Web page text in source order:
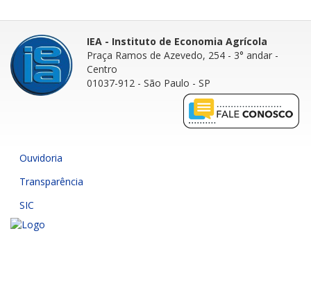
IEA - Instituto de Economia Agrícola
Praça Ramos de Azevedo, 254 - 3° andar -
Centro
01037-912 - São Paulo - SP
Ouvidoria
Transparência
SIC